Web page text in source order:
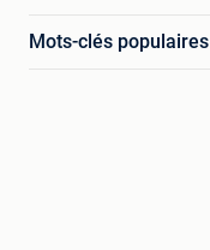
Mots-clés populaires